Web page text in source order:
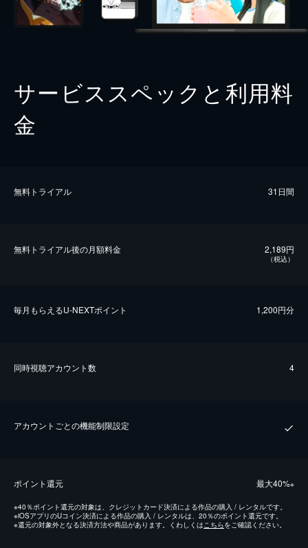
サービススペックと利用料
金
無料トライアル 31日間
無料トライアル後の⽉額料金 2,189円
（税込）
毎⽉もらえるU-NEXTポイント 1,200円分
同時視聴アカウント数 4
アカウントごとの機能制限設定
ポイント還元 最⼤40%※
※40％ポイント還元の対象は、クレジットカード決済による作品の購入 / レンタルです。
※iOSアプリのUコイン決済による作品の購入 / レンタルは、20％のポイント還元です。
※還元の対象外となる決済方法や商品があります。くわしくはこちらをご確認ください。